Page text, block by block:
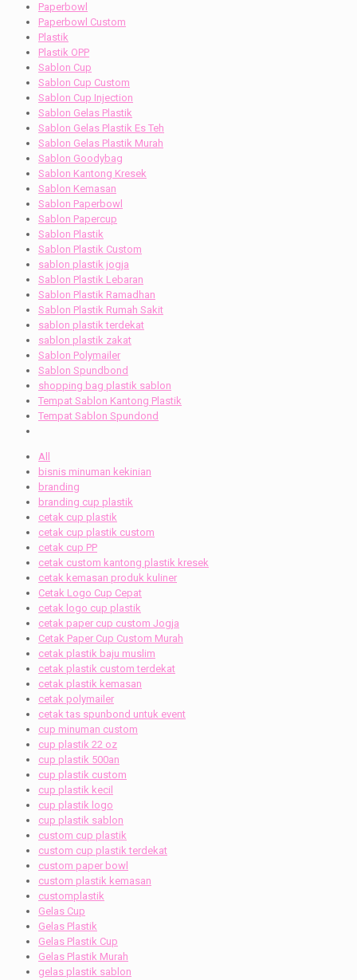
Paperbowl
Paperbowl Custom
Plastik
Plastik OPP
Sablon Cup
Sablon Cup Custom
Sablon Cup Injection
Sablon Gelas Plastik
Sablon Gelas Plastik Es Teh
Sablon Gelas Plastik Murah
Sablon Goodybag
Sablon Kantong Kresek
Sablon Kemasan
Sablon Paperbowl
Sablon Papercup
Sablon Plastik
Sablon Plastik Custom
sablon plastik jogja
Sablon Plastik Lebaran
Sablon Plastik Ramadhan
Sablon Plastik Rumah Sakit
sablon plastik terdekat
sablon plastik zakat
Sablon Polymailer
Sablon Spundbond
shopping bag plastik sablon
Tempat Sablon Kantong Plastik
Tempat Sablon Spundond
All
bisnis minuman kekinian
branding
branding cup plastik
cetak cup plastik
cetak cup plastik custom
cetak cup PP
cetak custom kantong plastik kresek
cetak kemasan produk kuliner
Cetak Logo Cup Cepat
cetak logo cup plastik
cetak paper cup custom Jogja
Cetak Paper Cup Custom Murah
cetak plastik baju muslim
cetak plastik custom terdekat
cetak plastik kemasan
cetak polymailer
cetak tas spunbond untuk event
cup minuman custom
cup plastik 22 oz
cup plastik 500an
cup plastik custom
cup plastik kecil
cup plastik logo
cup plastik sablon
custom cup plastik
custom cup plastik terdekat
custom paper bowl
custom plastik kemasan
customplastik
Gelas Cup
Gelas Plastik
Gelas Plastik Cup
Gelas Plastik Murah
gelas plastik sablon